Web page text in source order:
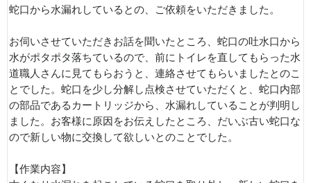
蛇口から水漏れしているとの、ご依頼をいただきました。
お伺いさせていただきお話を聞いたところ、蛇口の吐水口から
水がポタポタ落ちているので、前にトイレを直してもらった水
道職人さんに見てもらおうと、連絡させてもらいましたとのこ
とでした。蛇口を少し分解し点検させていただくと、蛇口内部
の部品であるカートリッジから、水漏れしていることが判明し
ました。お客様に原因をお伝えしたところ、だいぶ古い蛇口な
ので新しい物に交換して欲しいとのことでした。
【作業内容】